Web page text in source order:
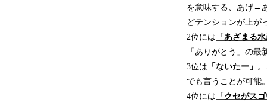
を意味する、あげ→
どテンションが上が
2位には 「あざまる水
「ありがとう」の
3位は 「ないたー」
でも言うことが可能
4位には 「クセがスゴ